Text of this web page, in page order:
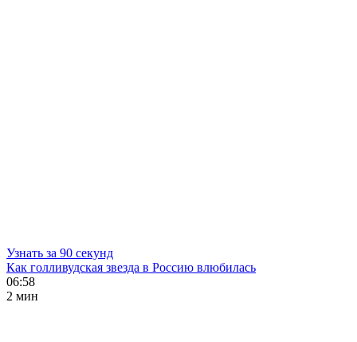
Узнать за 90 секунд
Как голливудская звезда в Россию влюбилась
06:58
2 мин